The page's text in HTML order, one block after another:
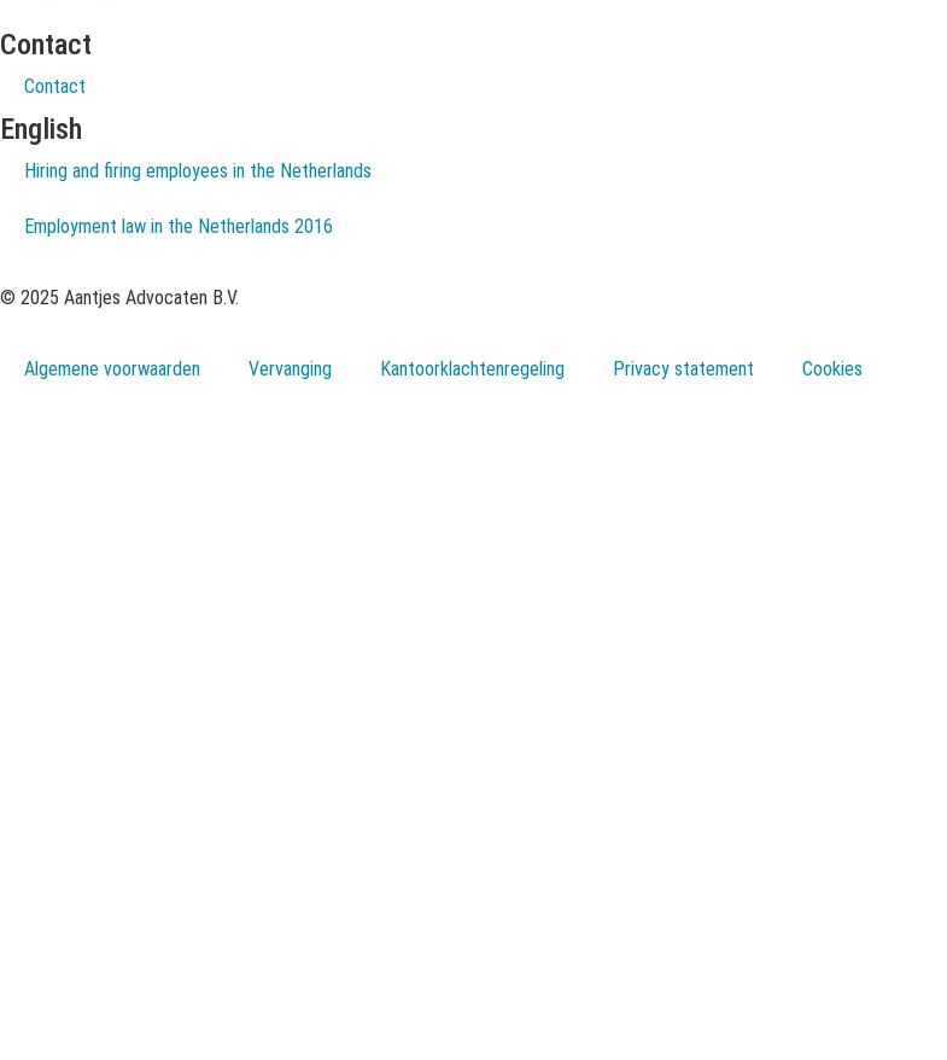
Contact
Contact
English
Hiring and firing employees in the Netherlands
Employment law in the Netherlands 2016
© 2025 Aantjes Advocaten B.V.
Algemene voorwaarden Vervanging Kantoorklachtenregeling Privacy statement Cookies